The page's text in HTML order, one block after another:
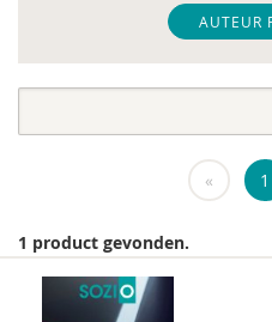
De Raad voor
diverse
Fier
GREVIO
AUTEUR
« 1
1 product gevonden.